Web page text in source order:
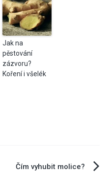
Jak na
pěstování
zázvoru?
Koření i všelék
Čím vyhubit molice?